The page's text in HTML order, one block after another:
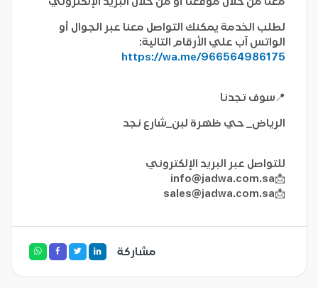
لطلب الخدمة يمكنك التواصل معنا عبر الجوال أو
الواتس آب علي الأرقام التالية:
https://wa.me/966564986175
📍سوف تجدنا
الرياض_ حي ظهرة لبن_شارع نجد
للتواصل عبر البريد الإلكتروني
📩
info@jadwa.com.sa
📩
sales@jadwa.com.sa
مشاركة